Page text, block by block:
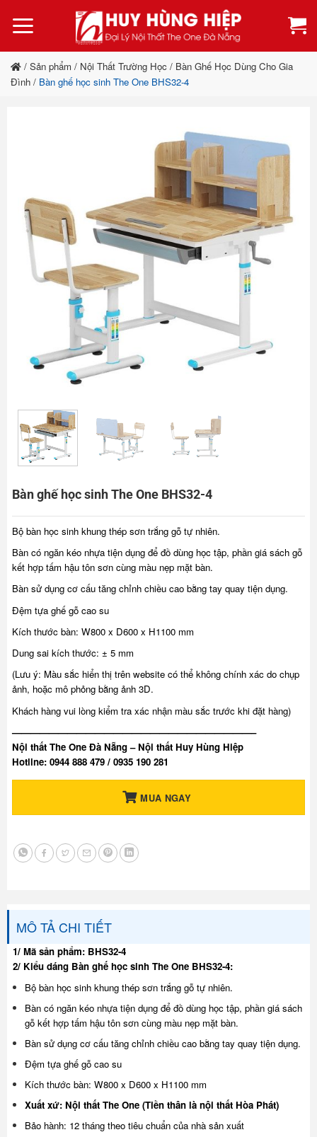
qua
dung
/ Sản phẩm / Nội Thất Trường Học / Bàn Ghế Học Dùng Cho Gia
Đình / Bàn ghế học sinh The One BHS32-4
Bàn ghế học sinh The One BHS32-4
Bộ bàn học sinh khung thép sơn trắng gỗ tự nhiên.
Bàn có ngăn kéo nhựa tiện dụng để đồ dùng học tập, phần giá sách gỗ
kết hợp tấm hậu tôn sơn cùng màu nẹp mặt bàn.
Bàn sử dụng cơ cấu tăng chỉnh chiều cao bằng tay quay tiện dụng.
Đệm tựa ghế gỗ cao su
Kích thước bàn: W800 x D600 x H1100 mm
Dung sai kích thước: ± 5 mm
(Lưu ý: Màu sắc hiển thị trên website có thể không chính xác do chụp
ảnh, hoặc mô phỏng bằng ảnh 3D.
Khách hàng vui lòng kiểm tra xác nhận màu sắc trước khi đặt hàng)
——————————————————————————–
Nội thất The One Đà Nẵng – Nội thất Huy Hùng Hiệp
Hotline: 0944 888 479 / 0935 190 281
MUA NGAY
MÔ TẢ CHI TIẾT
1/ Mã sản phẩm: BHS32-4
2/ Kiểu dáng Bàn ghế học sinh The One BHS32-4:
Bộ bàn học sinh khung thép sơn trắng gỗ tự nhiên.
Bàn có ngăn kéo nhựa tiện dụng để đồ dùng học tập, phần giá sách
gỗ kết hợp tấm hậu tôn sơn cùng màu nẹp mặt bàn.
Bàn sử dụng cơ cấu tăng chỉnh chiều cao bằng tay quay tiện dụng.
Đệm tựa ghế gỗ cao su
Kích thước bàn: W800 x D600 x H1100 mm
Xuất xứ: Nội thất The One (Tiền thân là nội thất Hòa Phát)
Bảo hành: 12 tháng theo tiêu chuẩn của nhà sản xuất